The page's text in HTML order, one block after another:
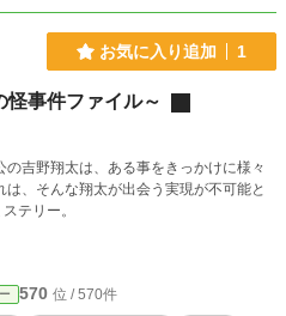
お気に入り追加 1
怪事件ファイル～
吉野翔太は、ある事をきっかけに様々
、そんな翔太が出会う実現が不可能と
テリー。
570 位 / 570件